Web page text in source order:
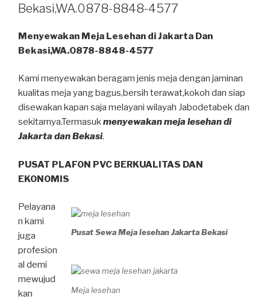
Bekasi,WA.0878-8848-4577
Menyewakan Meja Lesehan di Jakarta Dan
Bekasi,WA.0878-8848-4577
Kami menyewakan beragam jenis meja dengan jaminan
kualitas meja yang bagus,bersih terawat,kokoh dan siap
disewakan kapan saja melayani wilayah Jabodetabek dan
sekitarnya.Termasukmenyewakan meja lesehan di
Jakarta dan Bekasi.
PUSAT PLAFON PVC BERKUALITAS DAN
EKONOMIS
Pusat Sewa Meja lesehan Jakarta Bekasi
Meja lesehan
Pelayana
n kami
juga
profesion
al demi
mewujud
kan